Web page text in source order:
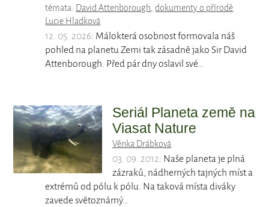
témata: David Attenborough,dokumenty o přírodě
Lucie Hladková
12. 05. 2026: Málokterá osobnost formovala náš
pohled na planetu Zemi tak zásadně jako Sir David
Attenborough. Před pár dny oslavil své…
Seriál Planeta země na
Viasat Nature
Věnka Drábková
03. 09. 2012: Naše planeta je plná
zázraků, nádherných tajných míst a
extrémů od pólu k pólu. Na taková místa diváky
zavede světoznámý…